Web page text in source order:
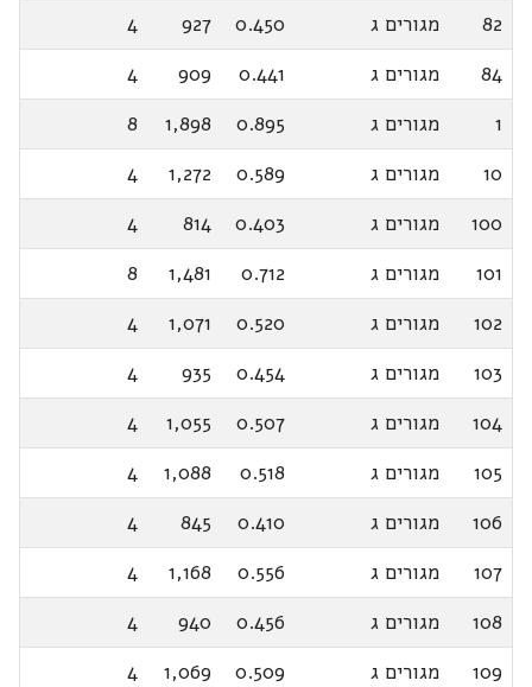
82
מגורים ג 0.450
927
4
84
מגורים ג 0.441
909
4
1
מגורים ג 0.895
1,898
8
10
מגורים ג 0.589
1,272
4
100
מגורים ג 0.403
814
4
101
מגורים ג 0.712
1,481
8
102
מגורים ג 0.520
1,071
4
103
מגורים ג 0.454
935
4
104
מגורים ג 0.507
1,055
4
105
מגורים ג 0.518
1,088
4
106
מגורים ג 0.410
845
4
107
מגורים ג 0.556
1,168
4
108
מגורים ג 0.456
940
4
109
מגורים ג 0.509
1,069
4